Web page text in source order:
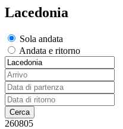
Lacedonia
Sola andata
Andata e ritorno
260805